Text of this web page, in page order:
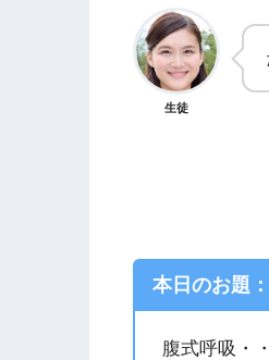
生徒
本日のお題
腹式呼吸・